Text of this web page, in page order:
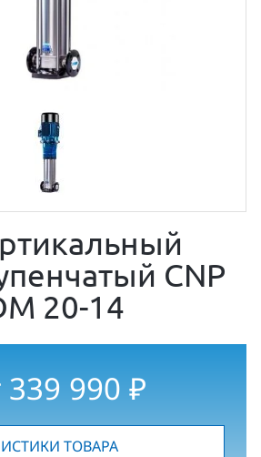
CNP
20-14
339 990 ₽
ТОВАРА